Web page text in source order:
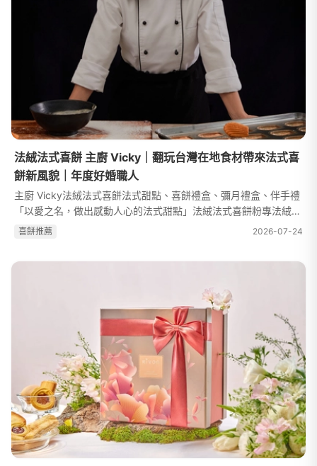
法絨法式喜餅 主廚 Vicky｜翻玩台灣在地食材帶來法式喜
餅新風貌｜年度好婚職人
主廚 Vicky法絨法式喜餅法式甜點、喜餅禮盒、彌月禮盒、伴手禮
「以愛之名，做出感動人心的法式甜點」法絨法式喜餅粉專法絨法
式喜餅官網法絨法式喜餅IG主廚 Vicky 在旅居國外期間與法式甜點
喜餅推薦 2026-07-24